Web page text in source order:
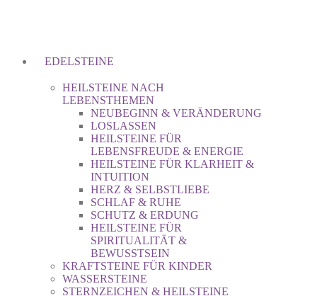
EDELSTEINE
HEILSTEINE NACH
LEBENSTHEMEN
NEUBEGINN & VERÄNDERUNG
LOSLASSEN
HEILSTEINE FÜR
LEBENSFREUDE & ENERGIE
HEILSTEINE FÜR KLARHEIT &
INTUITION
HERZ & SELBSTLIEBE
SCHLAF & RUHE
SCHUTZ & ERDUNG
HEILSTEINE FÜR
SPIRITUALITÄT &
BEWUSSTSEIN
KRAFTSTEINE FÜR KINDER
WASSERSTEINE
STERNZEICHEN & HEILSTEINE